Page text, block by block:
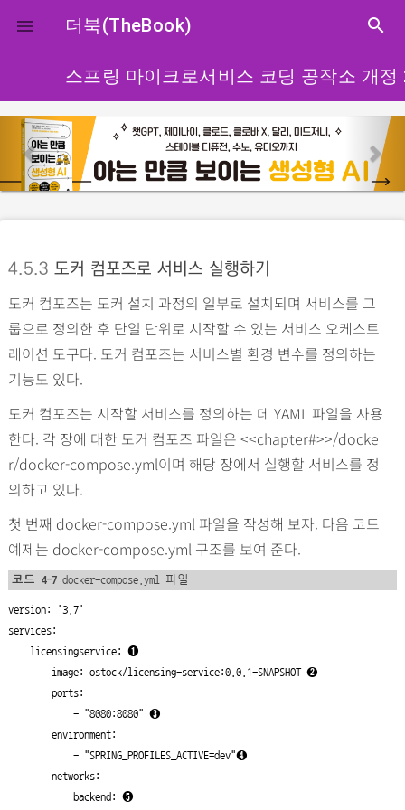
close
 더북(TheBook) search
스프링 마이크로서비스 코딩 공작소 개정
p
r
e
u
s
e
x
4.5.3 도커 컴포즈로 서비스 실행하기
도커 컴포즈는 도커 설치 과정의 일부로 설치되며 서비스를 그
룹으로 정의한 후 단일 단위로 시작할 수 있는 서비스 오케스트
레이션 도구다. 도커 컴포즈는 서비스별 환경 변수를 정의하는
기능도 있다.
도커 컴포즈는 시작할 서비스를 정의하는 데 YAML 파일을 사용
한다. 각 장에 대한 도커 컴포즈 파일은 <<chapter#>>/docke
r/docker-compose.yml이며 해당 장에서 실행할 서비스를 정
의하고 있다.
첫 번째 docker-compose.yml 파일을 작성해 보자. 다음 코드
예제는 docker-compose.yml 구조를 보여 준다.
코드 4-7docker-compose.yml 파일
version: '3.7'
services:
    licensingservice:
➊
        image: ostock/licensing-service:0.0.1-SNAPSHOT
➋
            - "8080:8080"
➌
            - "SPRING_PROFILES_ACTIVE=dev"
➍
            backend:
➎